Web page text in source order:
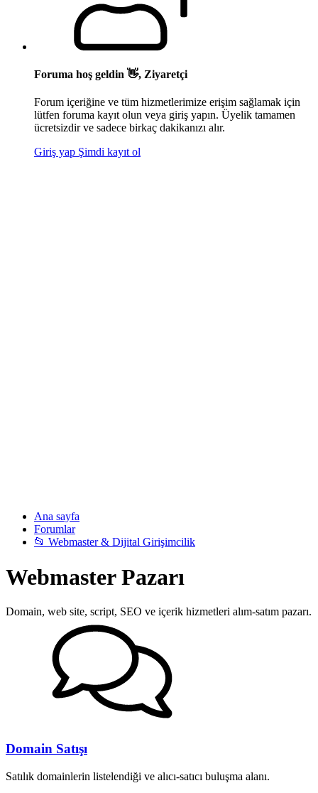
Foruma hoş geldin 👋, Ziyaretçi
Forum içeriğine ve tüm hizmetlerimize erişim sağlamak için
lütfen foruma kayıt olun veya giriş yapın. Üyelik tamamen
ücretsizdir ve sadece birkaç dakikanızı alır.
Giriş yap Şimdi kayıt ol
Ana sayfa
Forumlar
📂 Webmaster & Dijital Girişimcilik
Webmaster Pazarı
Domain, web site, script, SEO ve içerik hizmetleri alım-satım pazarı.
Domain Satışı
Satılık domainlerin listelendiği ve alıcı-satıcı buluşma alanı.